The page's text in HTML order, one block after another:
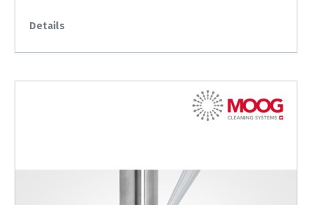
Details